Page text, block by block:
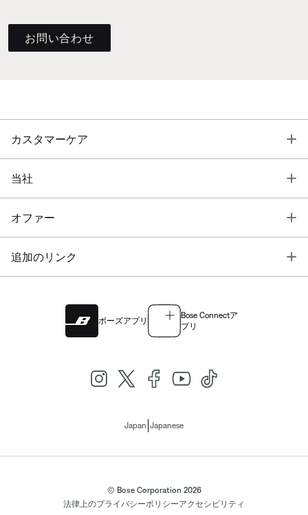
お問い合わせ
カスタマーケア
当社
オファー
追加のリンク
ボーズアプリ
Bose Connectア
プリ
Japan Japanese
© Bose Corporation 2026
法律上のプライバシーポリシーアクセシビリティ